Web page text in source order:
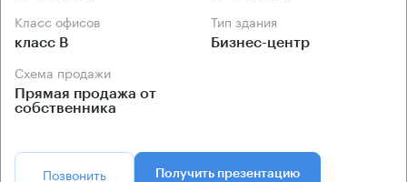
Класс офисов
класс B
Тип здания
Бизнес-центр
Схема продажи
Прямая продажа от
собственника
Позвонить Получить презентацию